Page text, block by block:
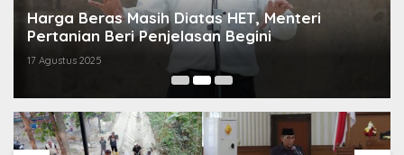
Harga Beras Masih Diatas HET, Menteri
Pertanian Beri Penjelasan Begini
17 Agustus 2025